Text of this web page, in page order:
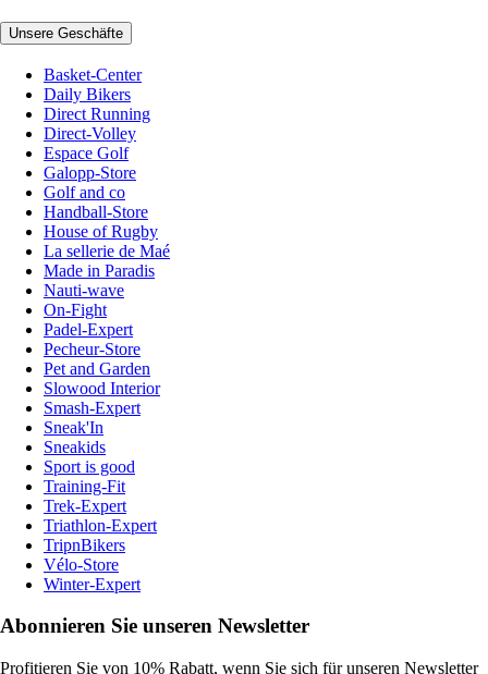
Unsere Geschäfte
Basket-Center
Daily Bikers
Direct Running
Direct-Volley
Espace Golf
Galopp-Store
Golf and co
Handball-Store
House of Rugby
La sellerie de Maé
Made in Paradis
Nauti-wave
On-Fight
Padel-Expert
Pecheur-Store
Pet and Garden
Slowood Interior
Smash-Expert
Sneak'In
Sneakids
Sport is good
Training-Fit
Trek-Expert
Triathlon-Expert
TripnBikers
Vélo-Store
Winter-Expert
Abonnieren Sie unseren Newsletter
Profitieren Sie von 10% Rabatt, wenn Sie sich für unseren Newsletter